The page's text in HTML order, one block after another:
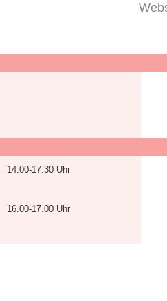
14.00-17.30 Uhr
16.00-17.00 Uhr